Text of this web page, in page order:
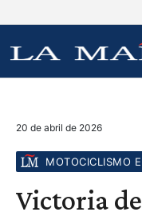
20 de abril de 2026
MOTOCICLISMO
Victoria